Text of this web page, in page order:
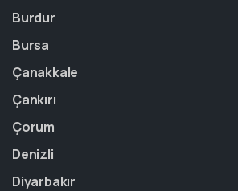
Burdur
Bursa
Çanakkale
Çankırı
Çorum
Denizli
Diyarbakır